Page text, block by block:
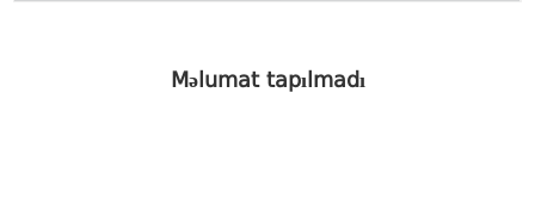
Məlumat tapılmadı